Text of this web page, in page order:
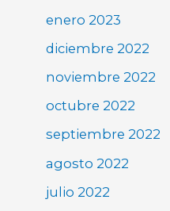
enero 2023
diciembre 2022
noviembre 2022
octubre 2022
septiembre 2022
agosto 2022
julio 2022